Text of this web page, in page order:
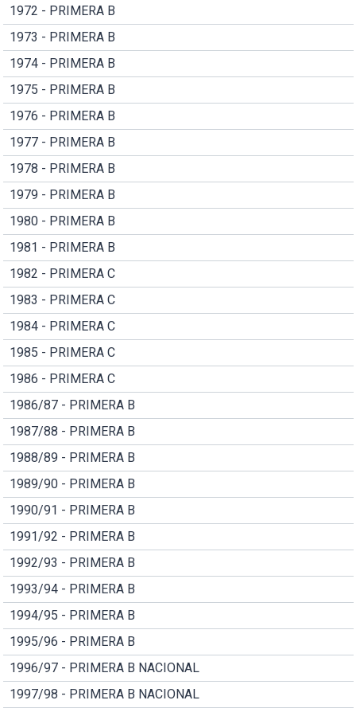
1972 - PRIMERA B
1973 - PRIMERA B
1974 - PRIMERA B
1975 - PRIMERA B
1976 - PRIMERA B
1977 - PRIMERA B
1978 - PRIMERA B
1979 - PRIMERA B
1980 - PRIMERA B
1981 - PRIMERA B
1982 - PRIMERA C
1983 - PRIMERA C
1984 - PRIMERA C
1985 - PRIMERA C
1986 - PRIMERA C
1986/87 - PRIMERA B
1987/88 - PRIMERA B
1988/89 - PRIMERA B
1989/90 - PRIMERA B
1990/91 - PRIMERA B
1991/92 - PRIMERA B
1992/93 - PRIMERA B
1993/94 - PRIMERA B
1994/95 - PRIMERA B
1995/96 - PRIMERA B
1996/97 - PRIMERA B NACIONAL
1997/98 - PRIMERA B NACIONAL